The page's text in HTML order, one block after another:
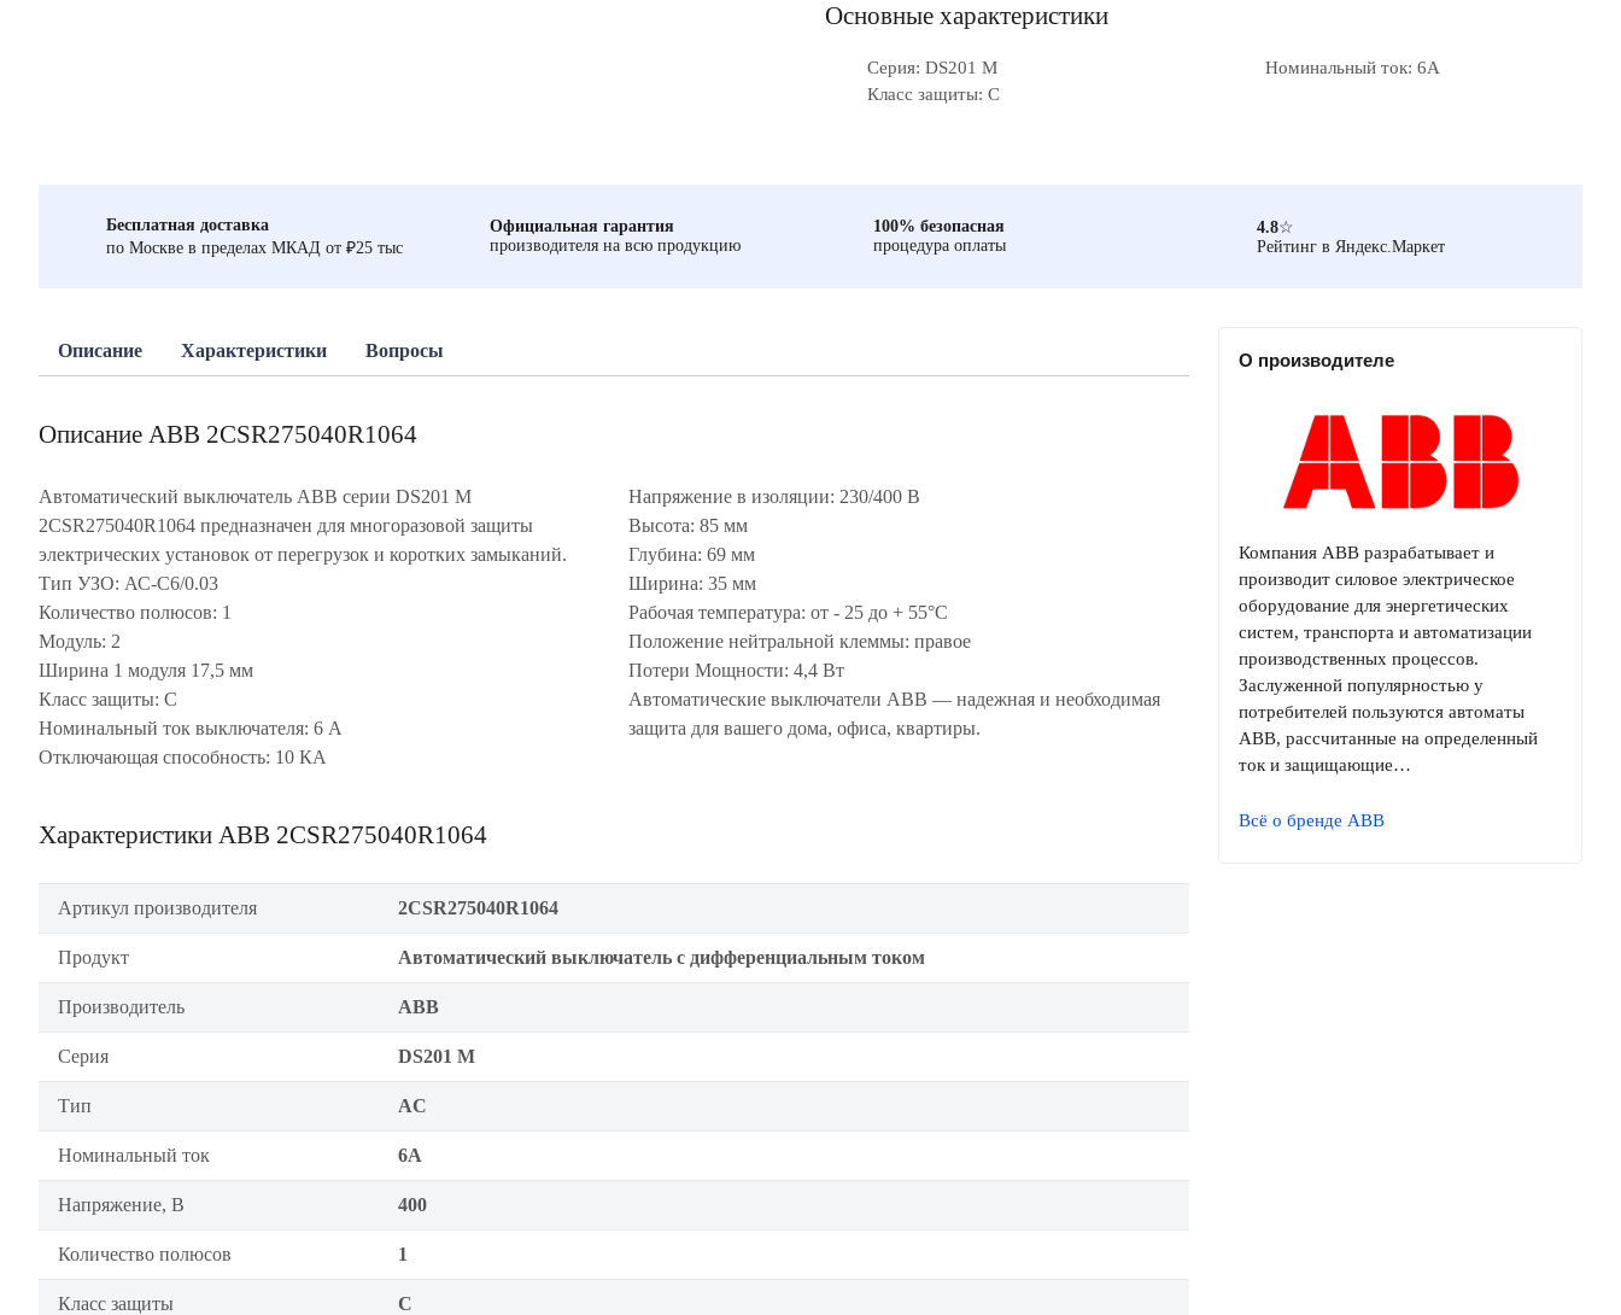
Основные характеристики
Серия: DS201 M
Номинальный ток: 6А
Класс защиты: C
Бесплатная доставка
по Москве в пределах МКАД от ₽25 тыс
Официальная гарантия
производителя на всю продукцию
100% безопасная
процедура оплаты
4.8☆
Рейтинг в Яндекс.Маркет
Описание Характеристики Вопросы
Описание ABB 2CSR275040R1064
Автоматический выключатель ABB серии DS201 M
2CSR275040R1064 предназначен для многоразовой защиты
электрических установок от перегрузок и коротких замыканий.
Тип УЗО: АС-C6/0.03
Количество полюсов: 1
Модуль: 2
Ширина 1 модуля 17,5 мм
Класс защиты: С
Номинальный ток выключателя: 6 А
Отключающая способность: 10 КА
Напряжение в изоляции: 230/400 В
Высота: 85 мм
Глубина: 69 мм
Ширина: 35 мм
Рабочая температура: от - 25 до + 55°С
Положение нейтральной клеммы: правое
Потери Мощности: 4,4 Вт
Автоматические выключатели ABB — надежная и необходимая
защита для вашего дома, офиса, квартиры.
Характеристики ABB 2CSR275040R1064
Артикул производителя 2CSR275040R1064
Продукт Автоматический выключатель с дифференциальным током
Производитель ABB
Серия DS201 M
Тип AC
Номинальный ток 6А
Напряжение, В 400
Количество полюсов 1
Класс защиты C
О производителе
Компания ABB разрабатывает и
производит силовое электрическое
оборудование для энергетических
систем, транспорта и автоматизации
производственных процессов.
Заслуженной популярностью у
потребителей пользуются автоматы
ABB, рассчитанные на определенный
ток и защищающие…
Всё о бренде ABB